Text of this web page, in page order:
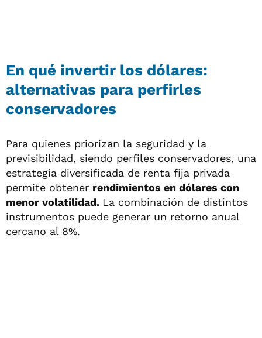
En qué invertir los dólares:
alternativas para perfirles
conservadores
Para quienes priorizan la seguridad y la
previsibilidad, siendo perfiles conservadores, una
estrategia diversificada de renta fija privada
permite obtener rendimientos en dólares con
menor volatilidad. La combinación de distintos
instrumentos puede generar un retorno anual
cercano al 8%.